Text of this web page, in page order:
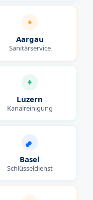
Aargau
Sanitärservice
Luzern
Kanalreinigung
Basel
Schlüsseldienst